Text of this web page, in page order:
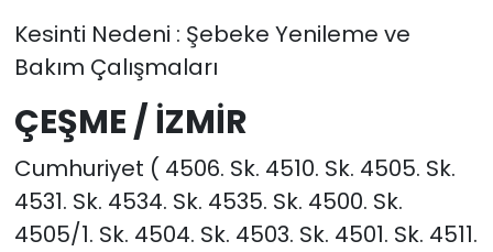
Kesinti Nedeni : Şebeke Yenileme ve
Bakım Çalışmaları
ÇEŞME / İZMİR
Cumhuriyet ( 4506. Sk. 4510. Sk. 4505. Sk.
4531. Sk. 4534. Sk. 4535. Sk. 4500. Sk.
4505/1. Sk. 4504. Sk. 4503. Sk. 4501. Sk. 4511.